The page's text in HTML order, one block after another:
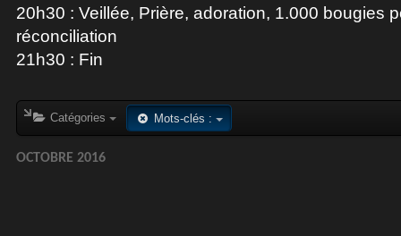
20h30 : Veillée, Prière, adoration, 1.000 bougies
réconciliation
21h30 : Fin
Catégories Mots-clés :
OCTOBRE 2016